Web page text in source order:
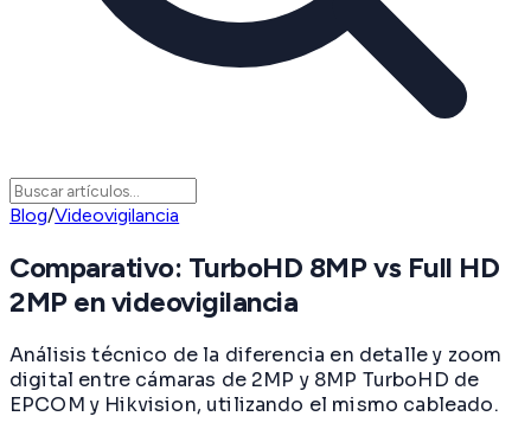
Blog/Videovigilancia
Comparativo: TurboHD 8MP vs Full HD
2MP en videovigilancia
Análisis técnico de la diferencia en detalle y zoom
digital entre cámaras de 2MP y 8MP TurboHD de
EPCOM y Hikvision, utilizando el mismo cableado.